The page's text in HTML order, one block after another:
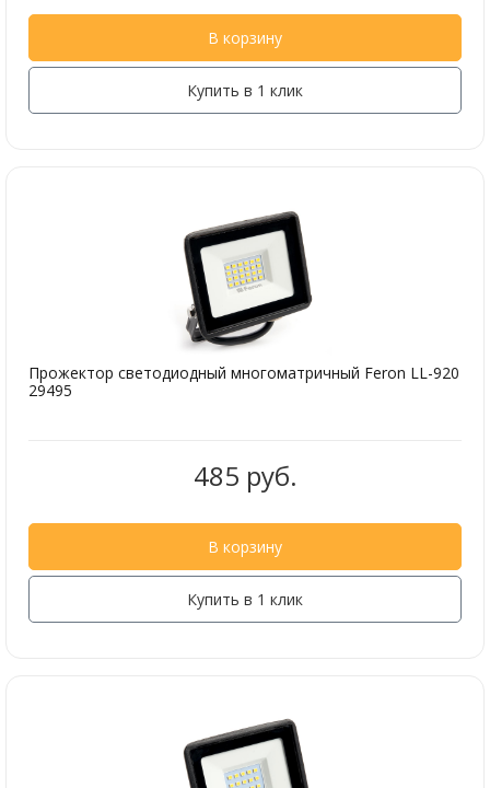
В корзину
Купить в 1 клик
Прожектор светодиодный многоматричный Feron LL-920
29495
485 руб.
В корзину
Купить в 1 клик